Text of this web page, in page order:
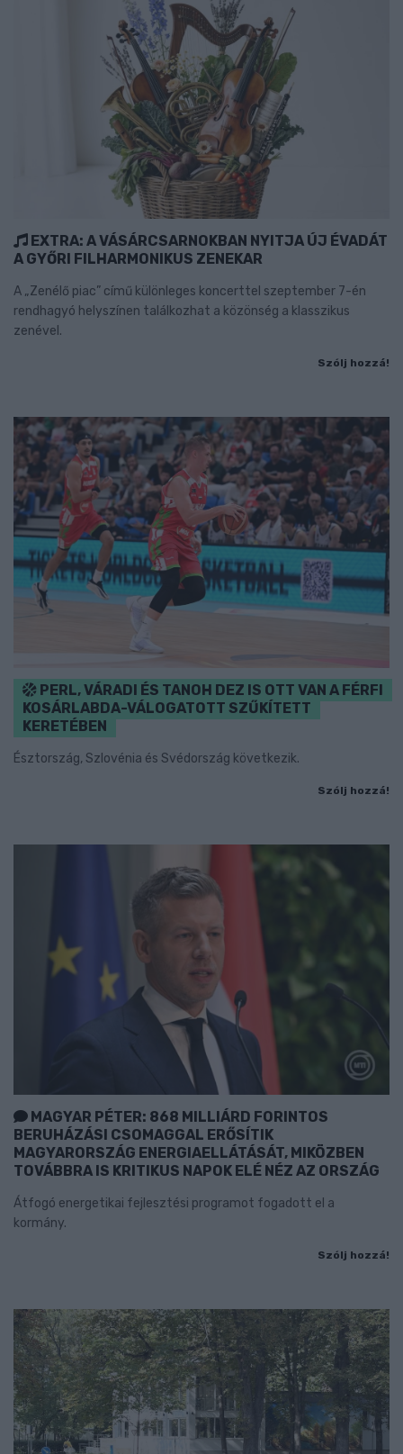
EXTRA: A VÁSÁRCSARNOKBAN NYITJA ÚJ ÉVADÁT
A GYŐRI FILHARMONIKUS ZENEKAR
A „Zenélő piac” című különleges koncerttel szeptember 7-én
rendhagyó helyszínen találkozhat a közönség a klasszikus
zenével.
Szólj hozzá!
PERL, VÁRADI ÉS TANOH DEZ IS OTT VAN A FÉRFI
KOSÁRLABDA-VÁLOGATOTT SZŰKÍTETT
KERETÉBEN
Észtország, Szlovénia és Svédország következik.
Szólj hozzá!
MAGYAR PÉTER: 868 MILLIÁRD FORINTOS
BERUHÁZÁSI CSOMAGGAL ERŐSÍTIK
MAGYARORSZÁG ENERGIAELLÁTÁSÁT, MIKÖZBEN
TOVÁBBRA IS KRITIKUS NAPOK ELÉ NÉZ AZ ORSZÁG
Átfogó energetikai fejlesztési programot fogadott el a
kormány.
Szólj hozzá!